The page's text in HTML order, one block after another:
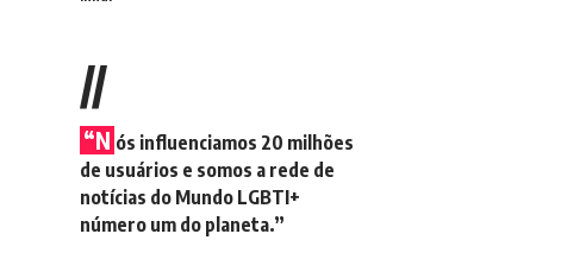
//
“N ós influenciamos 20 milhões
de usuários e somos a rede de
notícias do Mundo LGBTI+
número um do planeta.”